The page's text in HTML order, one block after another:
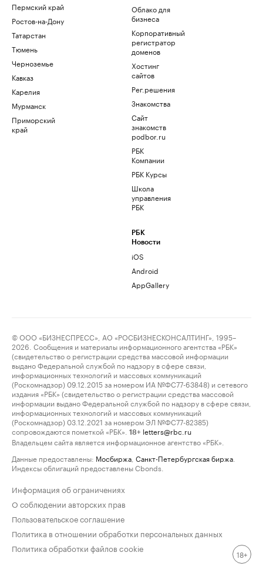
Пермский край
Ростов-на-Дону
Татарстан
Тюмень
Черноземье
Кавказ
Карелия
Мурманск
Приморский
край
Облако для
бизнеса
Корпоративный
регистратор
доменов
Хостинг
сайтов
Рег.решения
Знакомства
Сайт
знакомств
podbor.ru
РБК
Компании
РБК Курсы
Школа
управления
РБК
РБК
Новости
iOS
Android
AppGallery
© ООО «БИЗНЕСПРЕСС», АО «РОСБИЗНЕСКОНСАЛТИНГ», 1995–
2026. Сообщения и материалы информационного агентства «РБК»
(свидетельство о регистрации средства массовой информации
выдано Федеральной службой по надзору в сфере связи,
информационных технологий и массовых коммуникаций
(Роскомнадзор) 09.12.2015 за номером ИА №ФС77-63848) и сетевого
издания «РБК» (свидетельство о регистрации средства массовой
информации выдано Федеральной службой по надзору в сфере связи,
информационных технологий и массовых коммуникаций
(Роскомнадзор) 03.12.2021 за номером ЭЛ №ФС77-82385)
сопровождаются пометкой «РБК».
18+ letters@rbc.ru
Владельцем сайта является информационное агентство «РБК».
Данные предоставлены: Мосбиржа Санкт-Петербургская биржа
Индексы облигаций предоставлены Cbonds.
Информация об ограничениях
О соблюдении авторских прав
Пользовательское соглашение
Политика в отношении обработки персональных данных
Политика обработки файлов cookie
18+